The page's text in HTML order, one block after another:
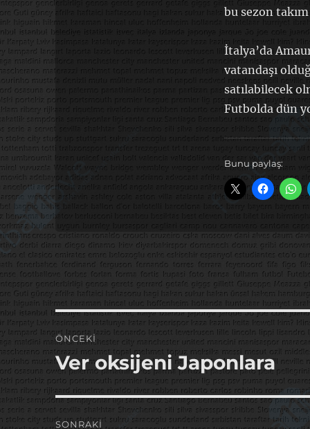
bu sezon
İtalya’da
vatandaşı
satılabilecek
Futbolda dün
Bunu paylaş:
Yazı
gezinmesi
ÖNCEKI
Önceki
yazı:
Ver oksijeni Japonlara
SONRAKI